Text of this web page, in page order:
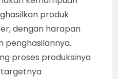
produk
dengan harapan
penghasilannya.
proses produksinya
targetnya